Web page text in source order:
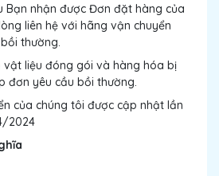
Bạn nhận được Đơn đặt hàng của
liên hệ với hãng vận chuyển
thường.
vật liệu đóng gói và hàng hóa bị
đơn yêu cầu bồi thường.
của chúng tôi được cập nhật lần
2024